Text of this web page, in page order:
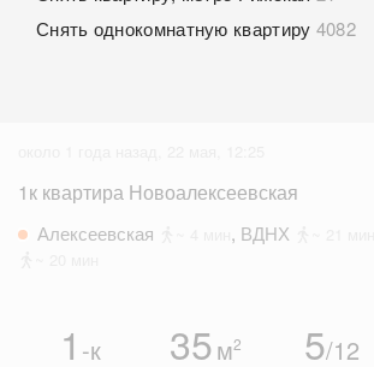
Снять однокомнатную квартиру 4082
1к квартира Новоалексеевская
Алексеевская , ВДНХ
1 -к 35м2 5/12